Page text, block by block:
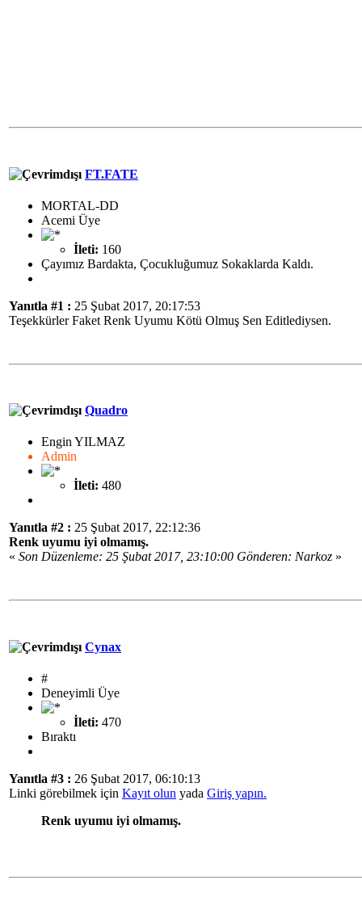
FT.FATE
MORTAL-DD
Acemi Üye
İleti: 160
Çayımız Bardakta, Çocukluğumuz Sokaklarda Kaldı.
Yanıtla #1 : 25 Şubat 2017, 20:17:53
Teşekkürler Faket Renk Uyumu Kötü Olmuş Sen Editlediysen.
Quadro
Engin YILMAZ
Admin
İleti: 480
Yanıtla #2 : 25 Şubat 2017, 22:12:36
Renk uyumu iyi olmamış.
« Son Düzenleme: 25 Şubat 2017, 23:10:00 Gönderen: Narkoz »
Cynax
#
Deneyimli Üye
İleti: 470
Bıraktı
Yanıtla #3 : 26 Şubat 2017, 06:10:13
Linki görebilmek için Kayıt olun yada Giriş yapın.
Renk uyumu iyi olmamış.